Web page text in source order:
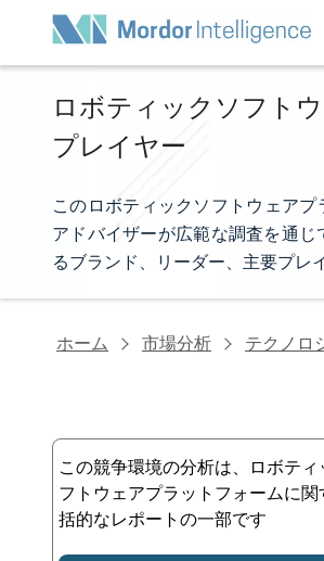
ロボティックソフト
プレイヤー
このロボティックソフトウェア
アドバイザーが広範な調査を通じ
るブランド、リーダー、主要プレ
ホーム 市場分析 テクノロ
この競争環境の分析は、ロボティ
フトウェアプラットフォームに関
括的なレポートの一部です